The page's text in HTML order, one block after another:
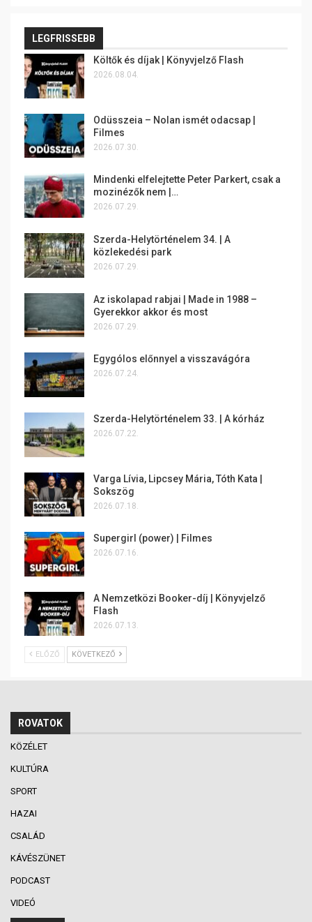
LEGFRISSEBB
Költők és díjak | Könyvjelző Flash
2026.08.04.
Odüsszeia – Nolan ismét odacsap |
Filmes
2026.07.30.
Mindenki elfelejtette Peter Parkert, csak a
mozinézők nem |…
2026.07.29.
Szerda-Helytörténelem 34. | A
közlekedési park
2026.07.29.
Az iskolapad rabjai | Made in 1988 –
Gyerekkor akkor és most
2026.07.29.
Egygólos előnnyel a visszavágóra
2026.07.24.
Szerda-Helytörténelem 33. | A kórház
2026.07.22.
Varga Lívia, Lipcsey Mária, Tóth Kata |
Sokszög
2026.07.18.
Supergirl (power) | Filmes
2026.07.16.
A Nemzetközi Booker-díj | Könyvjelző
Flash
2026.07.13.
ELŐZŐ KÖVETKEZŐ
ROVATOK
KÖZÉLET
KULTÚRA
SPORT
HAZAI
CSALÁD
KÁVÉSZÜNET
PODCAST
VIDEÓ